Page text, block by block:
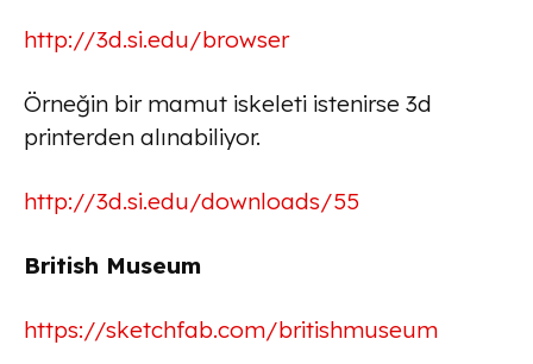
http://3d.si.edu/browser
Örneğin bir mamut iskeleti istenirse 3d
printerden alınabiliyor.
http://3d.si.edu/downloads/55
British Museum
https://sketchfab.com/britishmuseum